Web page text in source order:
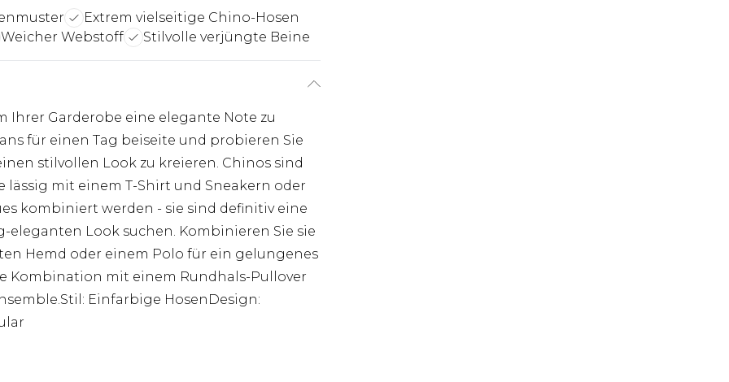
Extrem vielseitige Chino-Hosen
Weicher Webstoff Stilvolle verjüngte Beine
Ihrer Garderobe eine elegante Note zu
für einen Tag beiseite und probieren Sie
stilvollen Look zu kreieren. Chinos sind
mit einem T-Shirt und Sneakern oder
kombiniert werden - sie sind definitiv eine
eleganten Look suchen. Kombinieren Sie sie
Hemd oder einem Polo für ein gelungenes
Kombination mit einem Rundhals-Pullover
Einfarbige HosenDesign: